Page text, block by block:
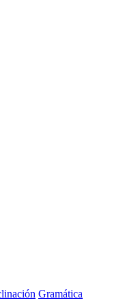
Gramática